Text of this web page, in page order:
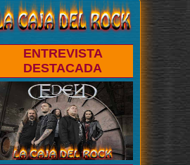
ENTREVISTA
DESTACADA